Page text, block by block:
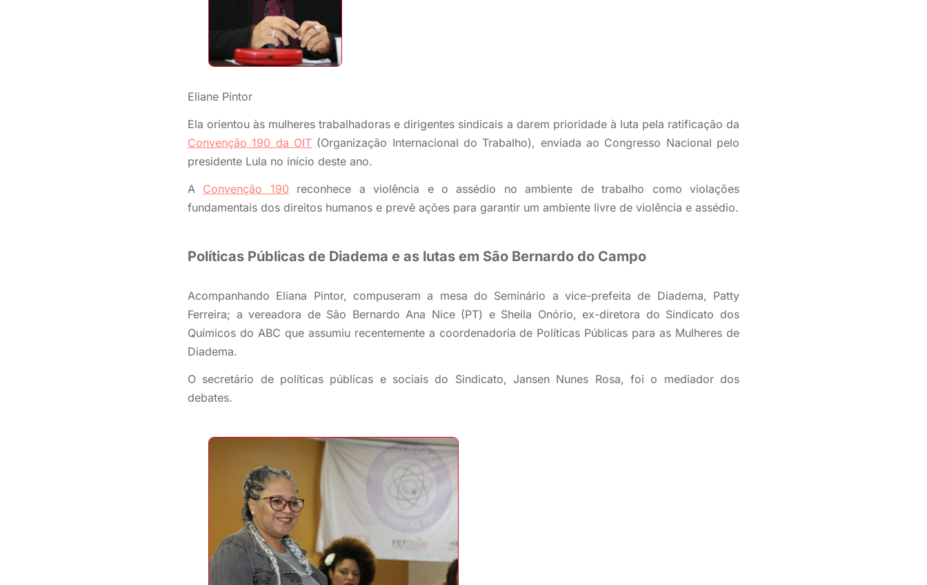
Eliane Pintor
Ela orientou às mulheres trabalhadoras e dirigentes sindicais a darem prioridade à luta pela ratificação da
Convenção 190 da OIT (Organização Internacional do Trabalho), enviada ao Congresso Nacional pelo
presidente Lula no início deste ano.
A Convenção 190 reconhece a violência e o assédio no ambiente de trabalho como violações
fundamentais dos direitos humanos e prevê ações para garantir um ambiente livre de violência e assédio.
Políticas Públicas de Diadema e as lutas em São Bernardo do Campo
Acompanhando Eliana Pintor, compuseram a mesa do Seminário a vice-prefeita de Diadema, Patty
Ferreira; a vereadora de São Bernardo Ana Nice (PT) e Sheila Onório, ex-diretora do Sindicato dos
Químicos do ABC que assumiu recentemente a coordenadoria de Políticas Públicas para as Mulheres de
Diadema.
O secretário de políticas públicas e sociais do Sindicato, Jansen Nunes Rosa, foi o mediador dos
debates.